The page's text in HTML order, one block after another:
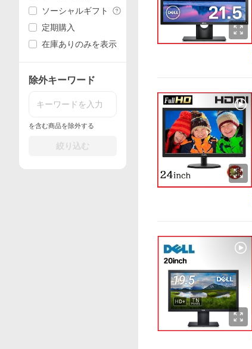
ソーシャルギフト
定期購入
在庫ありのみを表示
除外キーワード
を含む商品を除外する
絞り込む